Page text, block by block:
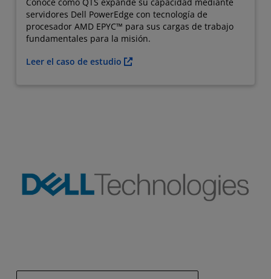
servidores Dell PowerEdge con tecnología de
procesador AMD EPYC™ para sus cargas de trabajo
fundamentales para la misión.
Leer el caso de estudio